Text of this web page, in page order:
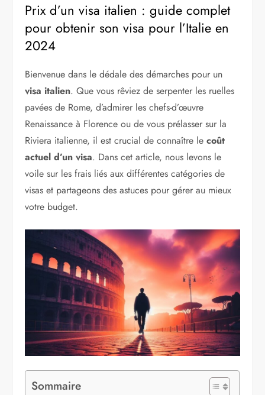
Prix d’un visa italien : guide complet
pour obtenir son visa pour l’Italie en
2024
Bienvenue dans le dédale des démarches pour un
visa italien. Que vous rêviez de serpenter les ruelles
pavées de Rome, d’admirer les chefs-d’œuvre
Renaissance à Florence ou de vous prélasser sur la
Riviera italienne, il est crucial de connaître lecoût
actuel d’un visa. Dans cet article, nous levons le
voile sur les frais liés aux différentes catégories de
visas et partageons des astuces pour gérer au mieux
votre budget.
Sommaire